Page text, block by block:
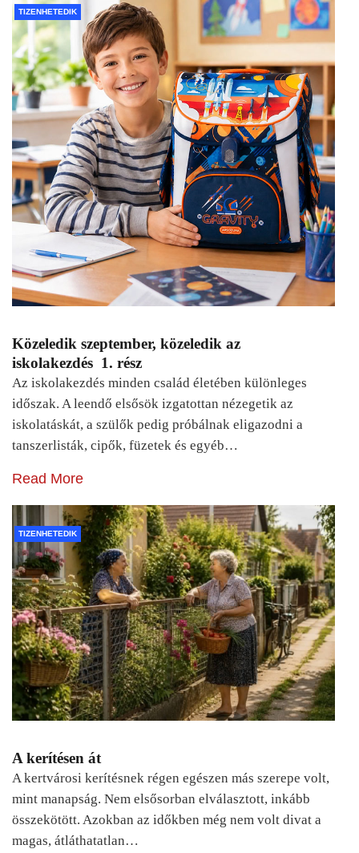
TIZENHETEDIK
Közeledik szeptember, közeledik az
iskolakezdés 1. rész
Az iskolakezdés minden család életében különleges
időszak. A leendő elsősök izgatottan nézegetik az
iskolatáskát, a szülők pedig próbálnak eligazodni a
tanszerlisták, cipők, füzetek és egyéb…
Read More
TIZENHETEDIK
A kerítésen át
A kertvárosi kerítésnek régen egészen más szerepe volt,
mint manapság. Nem elsősorban elválasztott, inkább
összekötött. Azokban az időkben még nem volt divat a
magas, átláthatatlan…